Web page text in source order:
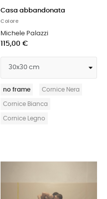
Casa abbandonata
Colore
Michele Palazzi
115,00 €
no frame Cornice Nera
Cornice Bianca
Cornice Legno